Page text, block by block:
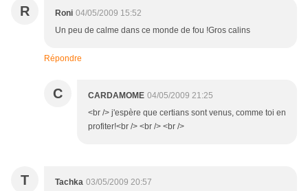
R Roni 04/05/2009 15:52
Un peu de calme dans ce monde de fou !Gros calins
Répondre
C CARDAMOME 04/05/2009 21:25
<br /> j'espère que certians sont venus, comme toi en
profiter!<br /> <br /> <br />
T Tachka 03/05/2009 20:57